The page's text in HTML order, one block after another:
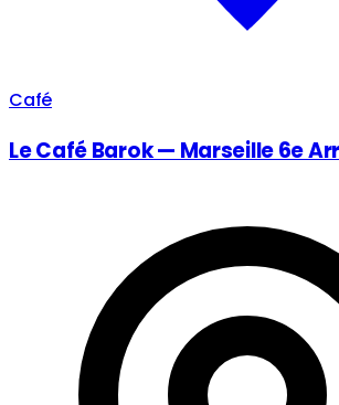
Café
Le Café Barok — Marseille 6e